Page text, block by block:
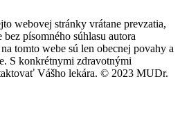
webovej stránky vrátane prevzatia,
písomného súhlasu autora
tomto webe sú len obecnej povahy a
S konkrétnymi zdravotnými
Vášho lekára. © 2023 MUDr.